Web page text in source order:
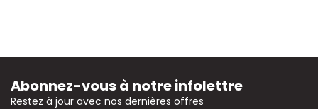
Abonnez-vous à notre infolettre
Restez à jour avec nos dernières offres